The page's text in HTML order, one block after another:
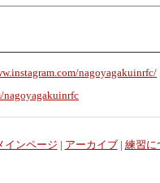
nagoyagakuinrfc/
nagoyagakuinrfc
インページ | アーカイブ| 練習に